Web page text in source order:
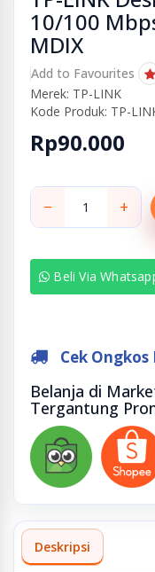
10/100
MDIX
Add to Favourites
Merek: TP-LINK
Kode Produk: TP-
Rp90.000
− +
Beli Via
Cek Ongkos
Belanja di
Tergantung
Deskripsi